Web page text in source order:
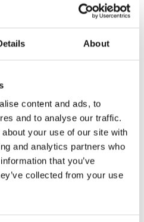
About
content and ads, to
and to analyse our traffic.
your use of our site with
and analytics partners who
that you’ve
collected from your use
insekter
og vild natur i byen. Det
hos eller besøg af en
95
De kan besøge
det findes) eller en lokal
og få viden om,
har.